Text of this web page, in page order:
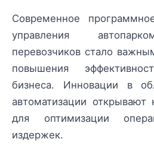
Современное
управления
перевозчиков стало
повышения
бизнеса. Инновации в
автоматизации
для оптимизации
издержек.